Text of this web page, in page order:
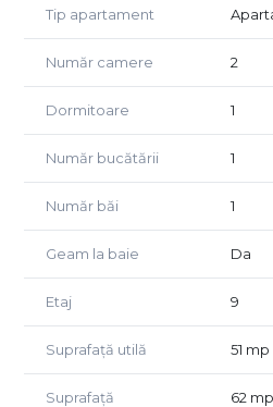
- 1 hol cu dressing;
- 1 sas.
+ 1 balcon deschis.
nou si de calitate.
Se preda mobilat si utilat
Pentru mai multe detalii sau
Tip apartament
Număr camere 2
Dormitoare 1
Număr bucătării 1
Număr băi 1
Geam la baie Da
Etaj 9
Suprafață utilă 51 mp
Suprafață
62 mp